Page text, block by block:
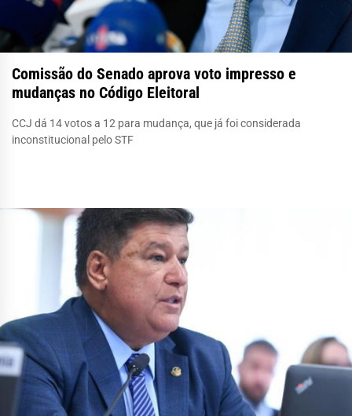
Comissão do Senado aprova voto impresso e
mudanças no Código Eleitoral
CCJ dá 14 votos a 12 para mudança, que já foi considerada
inconstitucional pelo STF